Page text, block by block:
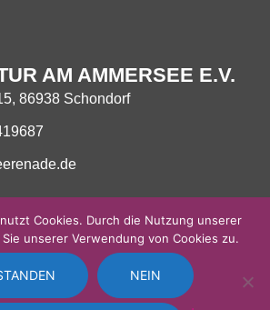
AM AMMERSEE E.V.
86938 Schondorf
AGB AGB
Facebook
Verein
+
Vorstand
Mitgliedschaft
Team
+
Kontakt
Anfahrt
Cookies. Durch die Nutzung unserer
unserer Verwendung von Cookies zu.
NEIN